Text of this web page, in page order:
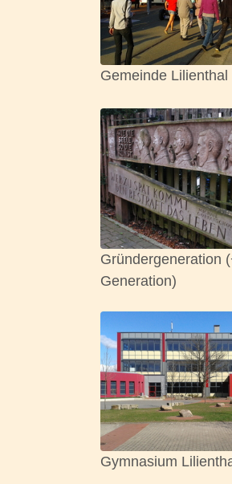
Gemeinde Lilienthal
Gründergeneration
Generation)
Gymnasium